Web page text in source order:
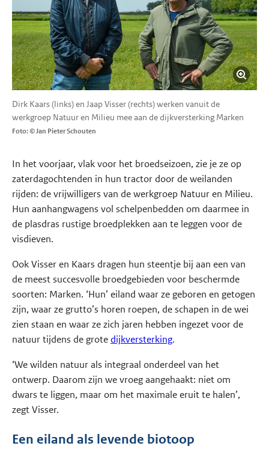
Dirk Kaars (links) en Jaap Visser (rechts) werken vanuit de
werkgroep Natuur en Milieu mee aan de dijkversterking Marken
Foto: © Jan Pieter Schouten
In het voorjaar, vlak voor het broedseizoen, zie je ze op
zaterdagochtenden in hun tractor door de weilanden
rijden: de vrijwilligers van de werkgroep Natuur en Milieu.
Hun aanhangwagens vol schelpenbedden om daarmee in
de plasdras rustige broedplekken aan te leggen voor de
visdieven.
Ook Visser en Kaars dragen hun steentje bij aan een van
de meest succesvolle broedgebieden voor beschermde
soorten: Marken. ‘Hun’ eiland waar ze geboren en getogen
zijn, waar ze grutto’s horen roepen, de schapen in de wei
zien staan en waar ze zich jaren hebben ingezet voor de
natuur tijdens de grotedijkversterking.
‘We wilden natuur als integraal onderdeel van het
ontwerp. Daarom zijn we vroeg aangehaakt: niet om
dwars te liggen, maar om het maximale eruit te halen’,
zegt Visser.
Een eiland als levende biotoop